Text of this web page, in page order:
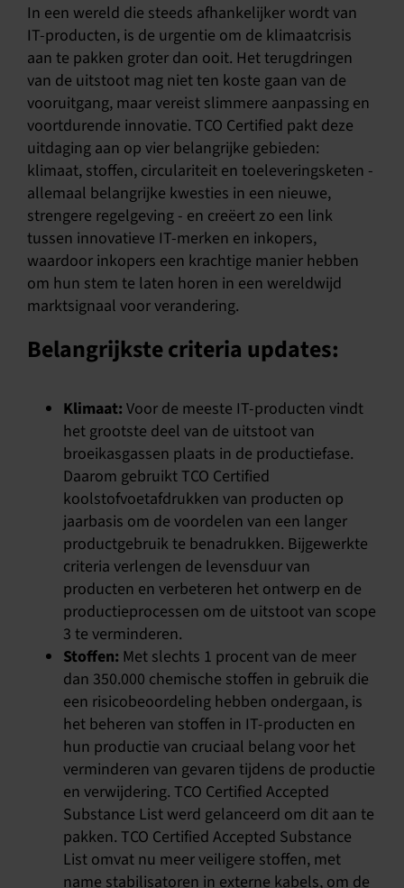
In een wereld die steeds afhankelijker wordt van
IT-producten, is de urgentie om de klimaatcrisis
aan te pakken groter dan ooit. Het terugdringen
van de uitstoot mag niet ten koste gaan van de
vooruitgang, maar vereist slimmere aanpassing en
voortdurende innovatie. TCO Certified pakt deze
uitdaging aan op vier belangrijke gebieden:
klimaat, stoffen, circulariteit en toeleveringsketen -
allemaal belangrijke kwesties in een nieuwe,
strengere regelgeving - en creëert zo een link
tussen innovatieve IT-merken en inkopers,
waardoor inkopers een krachtige manier hebben
om hun stem te laten horen in een wereldwijd
marktsignaal voor verandering.
Belangrijkste criteria updates:
Klimaat: Voor de meeste IT-producten vindt
het grootste deel van de uitstoot van
broeikasgassen plaats in de productiefase.
Daarom gebruikt TCO Certified
koolstofvoetafdrukken van producten op
jaarbasis om de voordelen van een langer
productgebruik te benadrukken. Bijgewerkte
criteria verlengen de levensduur van
producten en verbeteren het ontwerp en de
productieprocessen om de uitstoot van scope
3 te verminderen.
Stoffen: Met slechts 1 procent van de meer
dan 350.000 chemische stoffen in gebruik die
een risicobeoordeling hebben ondergaan, is
het beheren van stoffen in IT-producten en
hun productie van cruciaal belang voor het
verminderen van gevaren tijdens de productie
en verwijdering. TCO Certified Accepted
Substance List werd gelanceerd om dit aan te
pakken. TCO Certified Accepted Substance
List omvat nu meer veiligere stoffen, met
name stabilisatoren in externe kabels, om de